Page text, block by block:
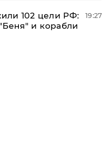
102 цели РФ:
и корабли
19:27